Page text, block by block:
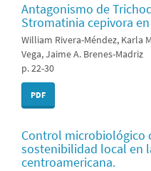
Antagonismo de
Stromatinia cepivora
William Rivera-Méndez, Karla
Vega, Jaime A. Brenes-Madriz
p. 22-30
PDF
Control microbiológico
sostenibilidad local en
centroamericana.